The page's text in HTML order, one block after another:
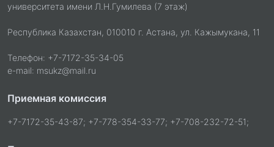
университета имени Л.Н.Гумилева (7 этаж)
Республика Казахстан, 010010 г. Астана, ул. Кажымукана, 11
Телефон: +7-7172-35-34-05
e-mail: msukz@mail.ru
Приемная комиссия
+7-7172-35-43-87; +7-778-354-33-77; +7-708-232-72-51;